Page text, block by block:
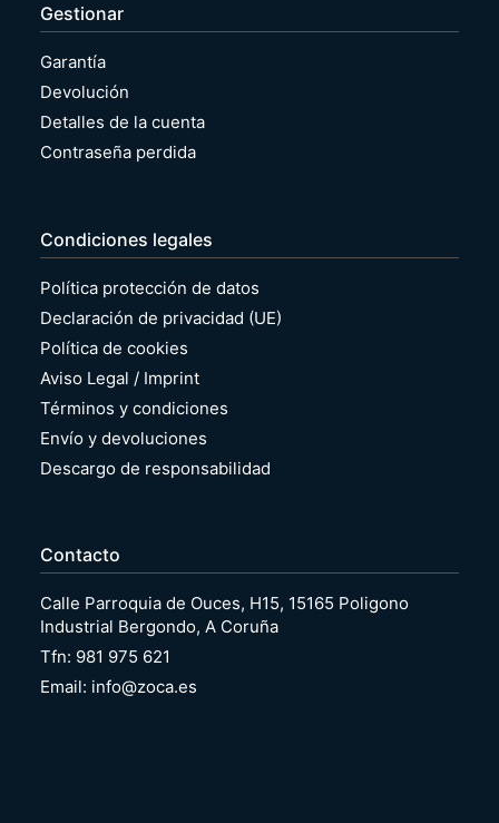
Gestionar
Garantía
Devolución
Detalles de la cuenta
Contraseña perdida
Condiciones legales
Política protección de datos
Declaración de privacidad (UE)
Política de cookies
Aviso Legal / Imprint
Términos y condiciones
Envío y devoluciones
Descargo de responsabilidad
Contacto
Calle Parroquia de Ouces, H15, 15165 Poligono
Industrial Bergondo, A Coruña
Tfn: 981 975 621
Email: info@zoca.es